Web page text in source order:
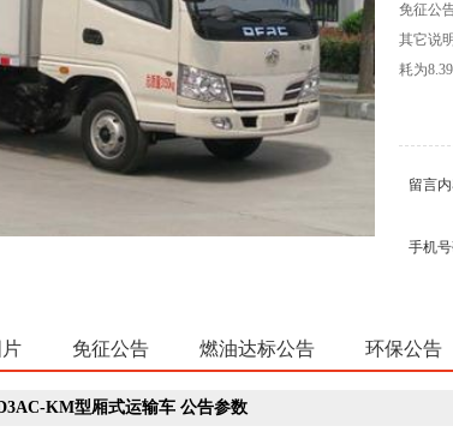
免征公
其它说
耗为
留言内
手机号
免征公告 燃油达标公告 环保公告
KM型厢式运输车 公告参数